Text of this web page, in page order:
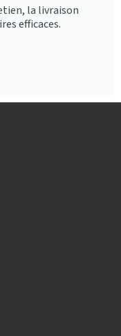
la livraison
efficaces.